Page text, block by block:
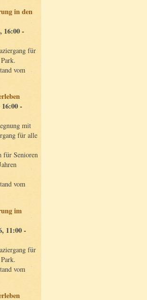
in den
16:00 -
für
vom
-
mit
für alle
Senioren
vom
im
11:00 -
für
vom